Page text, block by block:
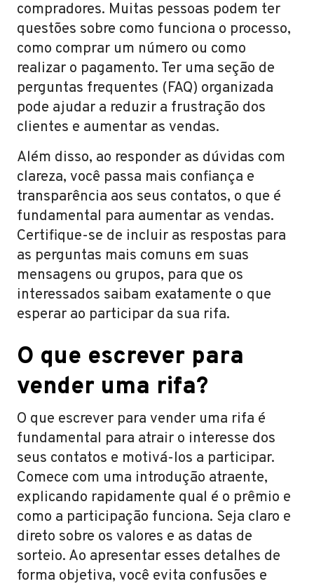
compradores. Muitas pessoas podem ter
questões sobre como funciona o processo,
como comprar um número ou como
realizar o pagamento. Ter uma seção de
perguntas frequentes (FAQ) organizada
pode ajudar a reduzir a frustração dos
clientes e aumentar as vendas.
Além disso, ao responder as dúvidas com
clareza, você passa mais confiança e
transparência aos seus contatos, o que é
fundamental para aumentar as vendas.
Certifique-se de incluir as respostas para
as perguntas mais comuns em suas
mensagens ou grupos, para que os
interessados saibam exatamente o que
esperar ao participar da sua rifa.
O que escrever para
vender uma rifa?
O que escrever para vender uma rifa é
fundamental para atrair o interesse dos
seus contatos e motivá-los a participar.
Comece com uma introdução atraente,
explicando rapidamente qual é o prêmio e
como a participação funciona. Seja claro e
direto sobre os valores e as datas de
sorteio. Ao apresentar esses detalhes de
forma objetiva, você evita confusões e